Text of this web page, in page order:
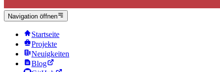
Navigation öffnen
Startseite
Projekte
Neuigkeiten
Blog